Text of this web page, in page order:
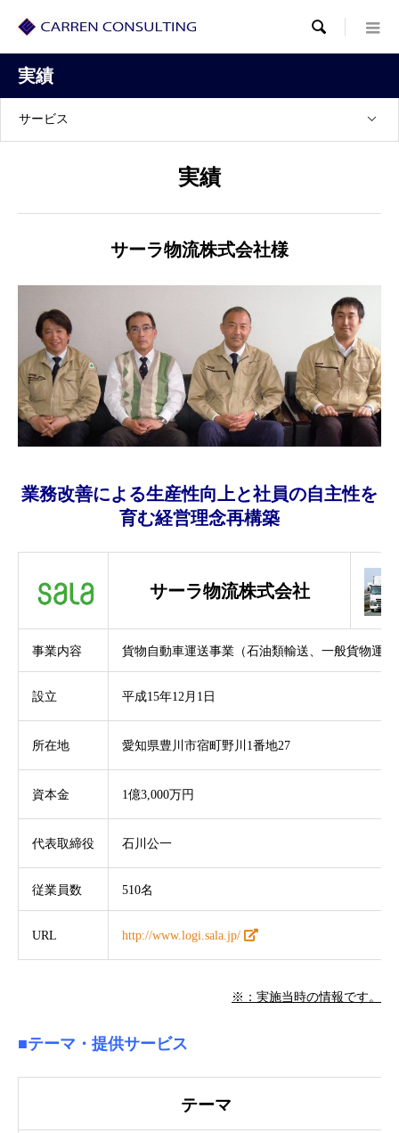

実績
サービス
実績
サーラ物流株式会社様
業務改善による生産性向上と社員の自主性を
育む経営理念再構築
サーラ物流株式会社
事業内容 貨物自動車運送事業（石油類輸送、一般貨物運送
設立 平成15年12月1日
所在地 愛知県豊川市宿町野川1番地27
資本金 1億3,000万円
代表取締役 石川公一
従業員数 510名
URL http://www.logi.sala.jp/
※：実施当時の情報です。
■テーマ・提供サービス
テーマ